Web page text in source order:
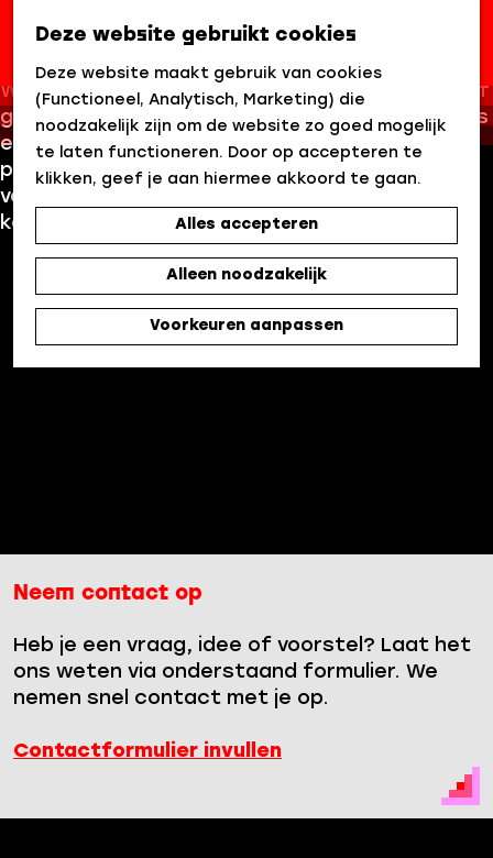
Deze website gebruikt cookies
Deze website maakt gebruik van cookies
(Functioneel, Analytisch, Marketing) die
noodzakelijk zijn om de website zo goed mogelijk
te laten functioneren. Door op accepteren te
klikken, geef je aan hiermee akkoord te gaan.
Alles accepteren
Alleen noodzakelijk
Voorkeuren aanpassen
G
a
n
a
a
r
e
o
e
e
i
a
A
e
k
e
n
Contact & Meedoen
Wil je meer weten, aanhaken bij een initiatief of
gewoon even kennismaken? The Media Ahead is
er voor makers, bedrijven, studenten en
partners die willen bijdragen aan de toekomst
van media. Je vindt hier alles om in contact te
komen of direct mee te doen.
Neem contact op
Heb je een vraag, idee of voorstel? Laat het
ons weten via onderstaand formulier. We
nemen snel contact met je op.
Contactformulier invullen